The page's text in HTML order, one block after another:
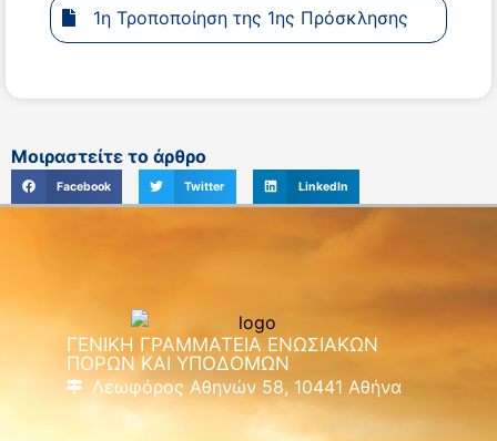
1η Τροποποίηση της 1ης Πρόσκλησης
Μοιραστείτε το άρθρο
Facebook Twitter LinkedIn
ΓΕΝΙΚΗ ΓΡΑΜΜΑΤΕΙΑ ΕΝΩΣΙΑΚΩΝ
ΠΟΡΩΝ ΚΑΙ ΥΠΟΔΟΜΩΝ
Λεωφόρος Αθηνών 58, 10441 Αθήνα